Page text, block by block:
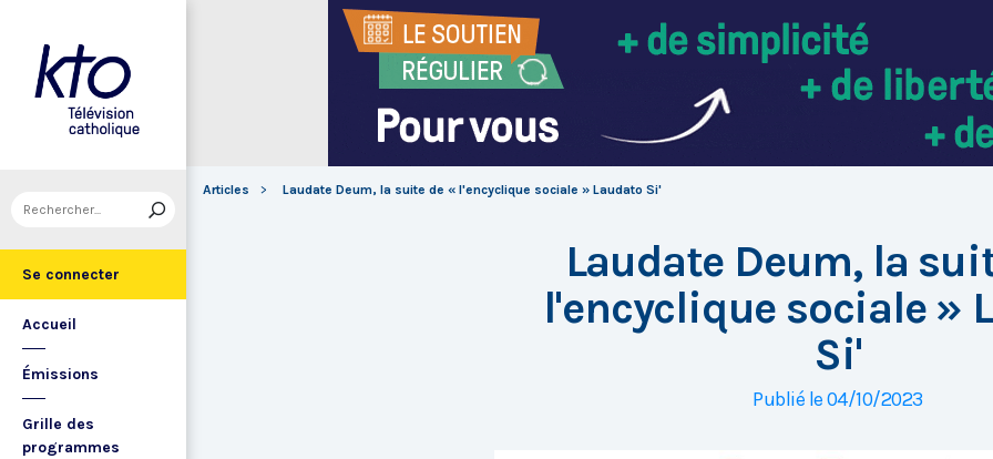
Se connecter
Accueil
Émissions
Grille des
programmes
Articles Laudate Deum, la suite de « l'encyclique sociale » Laudato Si'
Laudate Deum, la
l'encyclique sociale »
Si'
Publié le 04/10/2023